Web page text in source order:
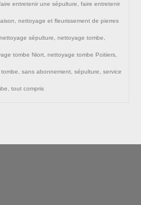
entretenir une sépulture, faire entretenir
, nettoyage et fleurissement de pierres
nettoyage sépulture, nettoyage tombe,
tombe Niort, nettoyage tombe Poitiers,
, sans abonnement, sépulture, service
, tout compris